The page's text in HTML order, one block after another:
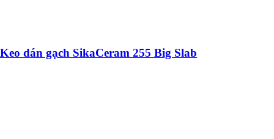
Keo dán gạch SikaCeram 255 Big Slab